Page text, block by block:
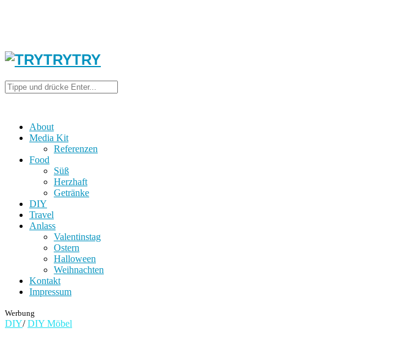
About
Media Kit
Referenzen
Food
Süß
Herzhaft
Getränke
DIY
Travel
Anlass
Valentinstag
Ostern
Halloween
Weihnachten
Kontakt
Impressum
Werbung
DIY/ DIY Möbel